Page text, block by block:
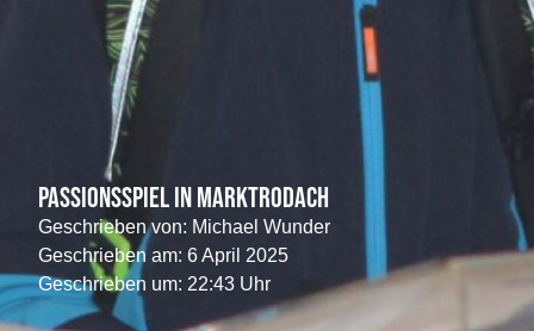
Passionsspiel in Marktrodach
Geschrieben von: Michael Wunder
Geschrieben am: 6 April 2025
Geschrieben um: 22:43 Uhr